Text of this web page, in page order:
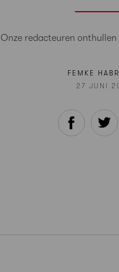
Onze redacteuren onthullen
FEMKE
27 JUNI